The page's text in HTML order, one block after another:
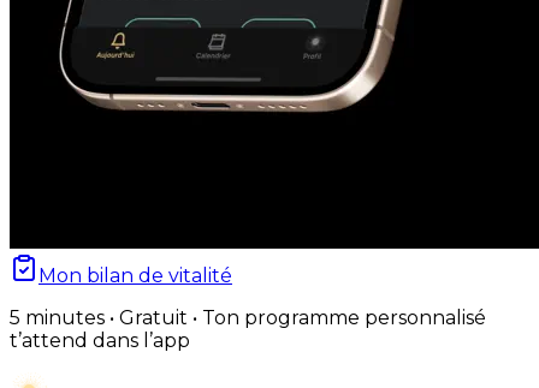
Mon bilan de vitalité
5 minutes • Gratuit • Ton programme personnalisé
t’attend dans l’app